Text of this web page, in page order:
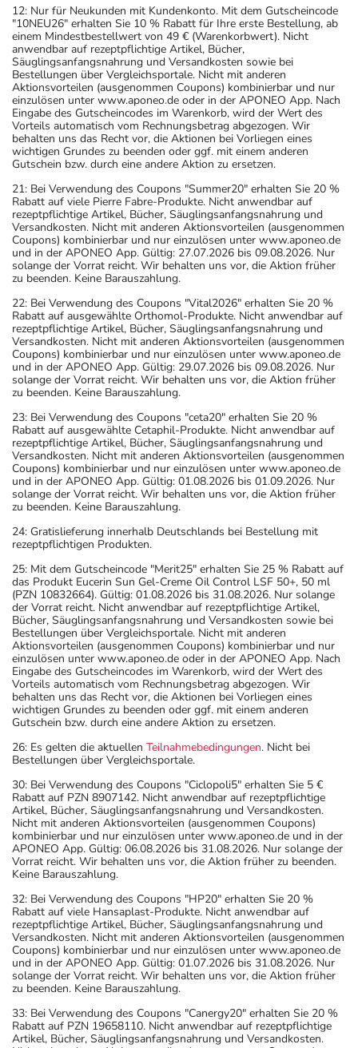
12: Nur für Neukunden mit Kundenkonto. Mit dem Gutscheincode
"10NEU26" erhalten Sie 10 % Rabatt für Ihre erste Bestellung, ab
einem Mindestbestellwert von 49 € (Warenkorbwert). Nicht
anwendbar auf rezeptpflichtige Artikel, Bücher,
Säuglingsanfangsnahrung und Versandkosten sowie bei
Bestellungen über Vergleichsportale. Nicht mit anderen
Aktionsvorteilen (ausgenommen Coupons) kombinierbar und nur
einzulösen unter www.aponeo.de oder in der APONEO App. Nach
Eingabe des Gutscheincodes im Warenkorb, wird der Wert des
Vorteils automatisch vom Rechnungsbetrag abgezogen. Wir
behalten uns das Recht vor, die Aktionen bei Vorliegen eines
wichtigen Grundes zu beenden oder ggf. mit einem anderen
Gutschein bzw. durch eine andere Aktion zu ersetzen.
21: Bei Verwendung des Coupons "Summer20" erhalten Sie 20 %
Rabatt auf viele Pierre Fabre-Produkte. Nicht anwendbar auf
rezeptpflichtige Artikel, Bücher, Säuglingsanfangsnahrung und
Versandkosten. Nicht mit anderen Aktionsvorteilen (ausgenommen
Coupons) kombinierbar und nur einzulösen unter www.aponeo.de
und in der APONEO App. Gültig: 27.07.2026 bis 09.08.2026. Nur
solange der Vorrat reicht. Wir behalten uns vor, die Aktion früher
zu beenden. Keine Barauszahlung.
22: Bei Verwendung des Coupons "Vital2026" erhalten Sie 20 %
Rabatt auf ausgewählte Orthomol-Produkte. Nicht anwendbar auf
rezeptpflichtige Artikel, Bücher, Säuglingsanfangsnahrung und
Versandkosten. Nicht mit anderen Aktionsvorteilen (ausgenommen
Coupons) kombinierbar und nur einzulösen unter www.aponeo.de
und in der APONEO App. Gültig: 29.07.2026 bis 09.08.2026. Nur
solange der Vorrat reicht. Wir behalten uns vor, die Aktion früher
zu beenden. Keine Barauszahlung.
23: Bei Verwendung des Coupons "ceta20" erhalten Sie 20 %
Rabatt auf ausgewählte Cetaphil-Produkte. Nicht anwendbar auf
rezeptpflichtige Artikel, Bücher, Säuglingsanfangsnahrung und
Versandkosten. Nicht mit anderen Aktionsvorteilen (ausgenommen
Coupons) kombinierbar und nur einzulösen unter www.aponeo.de
und in der APONEO App. Gültig: 01.08.2026 bis 01.09.2026. Nur
solange der Vorrat reicht. Wir behalten uns vor, die Aktion früher
zu beenden. Keine Barauszahlung.
24: Gratislieferung innerhalb Deutschlands bei Bestellung mit
rezeptpflichtigen Produkten.
25: Mit dem Gutscheincode "Merit25" erhalten Sie 25 % Rabatt auf
das Produkt Eucerin Sun Gel-Creme Oil Control LSF 50+, 50 ml
(PZN 10832664). Gültig: 01.08.2026 bis 31.08.2026. Nur solange
der Vorrat reicht. Nicht anwendbar auf rezeptpflichtige Artikel,
Bücher, Säuglingsanfangsnahrung und Versandkosten sowie bei
Bestellungen über Vergleichsportale. Nicht mit anderen
Aktionsvorteilen (ausgenommen Coupons) kombinierbar und nur
einzulösen unter www.aponeo.de oder in der APONEO App. Nach
Eingabe des Gutscheincodes im Warenkorb, wird der Wert des
Vorteils automatisch vom Rechnungsbetrag abgezogen. Wir
behalten uns das Recht vor, die Aktionen bei Vorliegen eines
wichtigen Grundes zu beenden oder ggf. mit einem anderen
Gutschein bzw. durch eine andere Aktion zu ersetzen.
26: Es gelten die aktuellen Teilnahmebedingungen. Nicht bei
Bestellungen über Vergleichsportale.
30: Bei Verwendung des Coupons "Ciclopoli5" erhalten Sie 5 €
Rabatt auf PZN 8907142. Nicht anwendbar auf rezeptpflichtige
Artikel, Bücher, Säuglingsanfangsnahrung und Versandkosten.
Nicht mit anderen Aktionsvorteilen (ausgenommen Coupons)
kombinierbar und nur einzulösen unter www.aponeo.de und in der
APONEO App. Gültig: 06.08.2026 bis 31.08.2026. Nur solange der
Vorrat reicht. Wir behalten uns vor, die Aktion früher zu beenden.
Keine Barauszahlung.
32: Bei Verwendung des Coupons "HP20" erhalten Sie 20 %
Rabatt auf viele Hansaplast-Produkte. Nicht anwendbar auf
rezeptpflichtige Artikel, Bücher, Säuglingsanfangsnahrung und
Versandkosten. Nicht mit anderen Aktionsvorteilen (ausgenommen
Coupons) kombinierbar und nur einzulösen unter www.aponeo.de
und in der APONEO App. Gültig: 01.07.2026 bis 31.08.2026. Nur
solange der Vorrat reicht. Wir behalten uns vor, die Aktion früher
zu beenden. Keine Barauszahlung.
33: Bei Verwendung des Coupons "Canergy20" erhalten Sie 20 %
Rabatt auf PZN 19658110. Nicht anwendbar auf rezeptpflichtige
Artikel, Bücher, Säuglingsanfangsnahrung und Versandkosten.